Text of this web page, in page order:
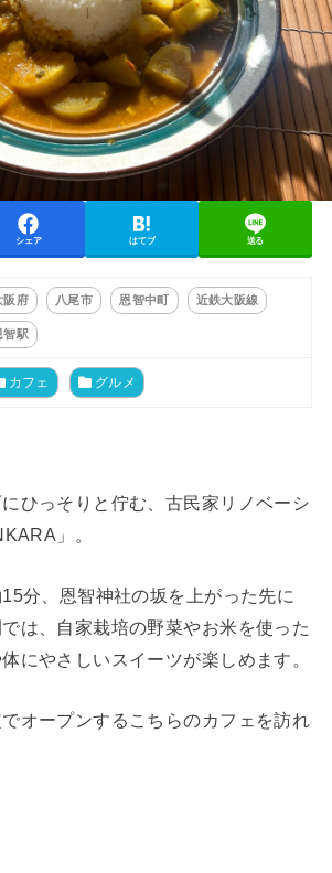
シェア はてブ 送る
阪府 八尾市 恩智中町 近鉄大阪線
智駅
カフェ グルメ
ひっそりと佇む、古民家リノベーシ
」。
分、恩智神社の坂を上がった先に
は、自家栽培の野菜やお米を使った
にやさしいスイーツが楽しめます。
オープンするこちらのカフェを訪れ